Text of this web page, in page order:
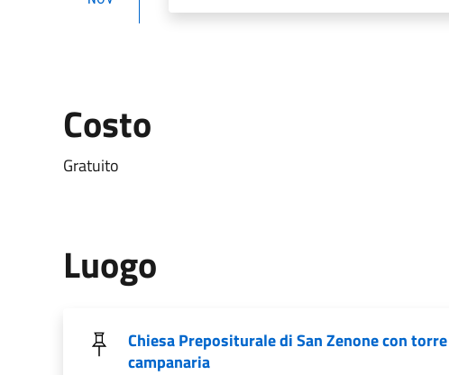
Costo
Gratuito
Luogo
Chiesa Prepositurale di San Zenone con torre
campanaria